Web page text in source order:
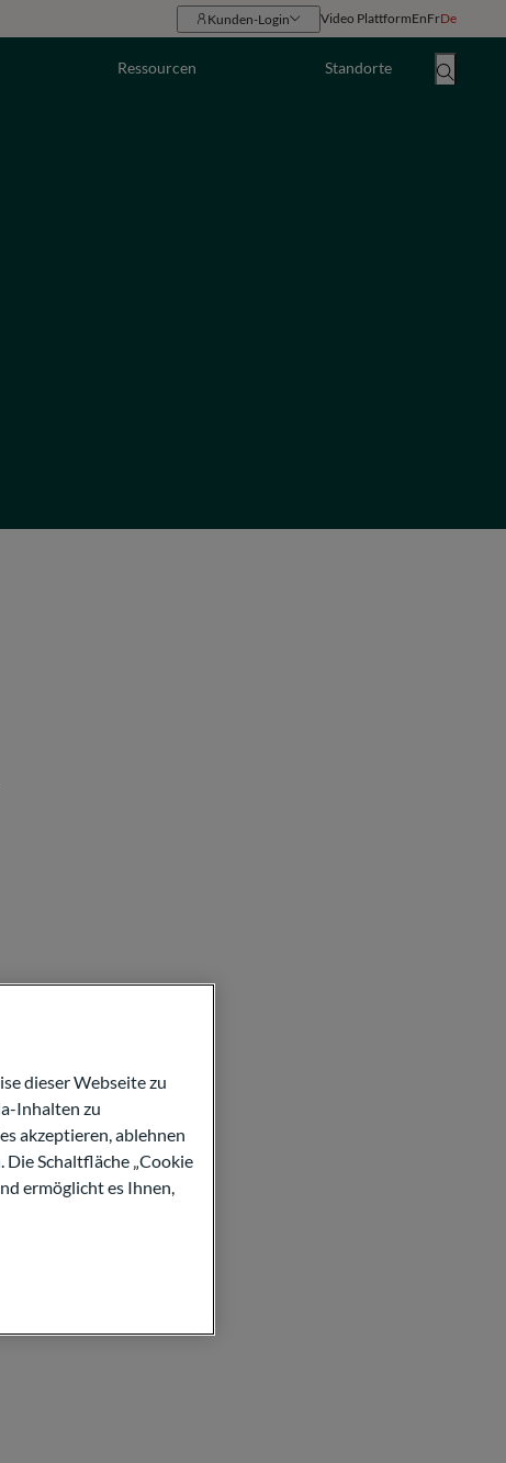
Kunden-Login Video PlattformEnFrDe
Ressourcen Standorte
dieser Webseite zu
Inhalten zu
akzeptieren, ablehnen
Die Schaltfläche „Cookie
ermöglicht es Ihnen,